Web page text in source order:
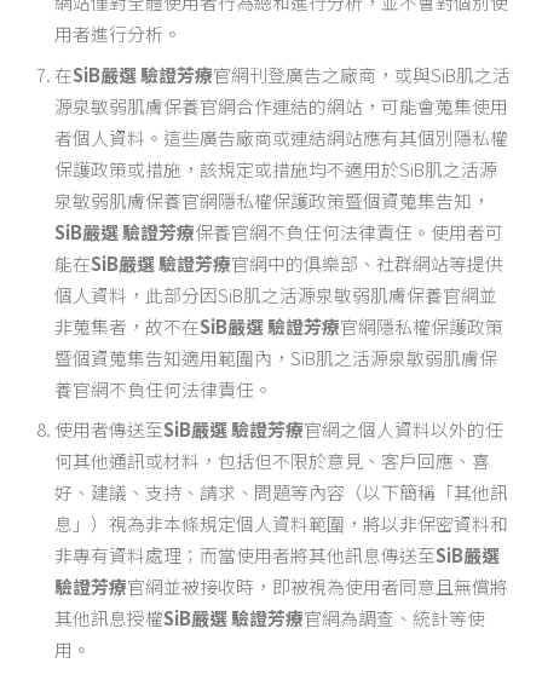
用者進行分析。
在SiB嚴選 驗證芳療官網刊登廣告之廠商，或與SiB肌之活
源泉敏弱肌膚保養官網合作連結的網站，可能會蒐集使用
者個人資料。這些廣告廠商或連結網站應有其個別隱私權
保護政策或措施，該規定或措施均不適用於SiB肌之活源
泉敏弱肌膚保養官網隱私權保護政策暨個資蒐集告知，
SiB嚴選 驗證芳療保養官網不負任何法律責任。使用者可
能在SiB嚴選 驗證芳療官網中的俱樂部、社群網站等提供
個人資料，此部分因SiB肌之活源泉敏弱肌膚保養官網並
非蒐集者，故不在SiB嚴選 驗證芳療官網隱私權保護政策
暨個資蒐集告知適用範圍內，SiB肌之活源泉敏弱肌膚保
養官網不負任何法律責任。
使用者傳送至SiB嚴選 驗證芳療官網之個人資料以外的任
何其他通訊或材料，包括但不限於意見、客戶回應、喜
好、建議、支持、請求、問題等內容（以下簡稱「其他訊
息」）視為非本條規定個人資料範圍，將以非保密資料和
非專有資料處理；而當使用者將其他訊息傳送至SiB嚴選
驗證芳療官網並被接收時，即被視為使用者同意且無償將
其他訊息授權SiB嚴選 驗證芳療官網為調查、統計等使
用。